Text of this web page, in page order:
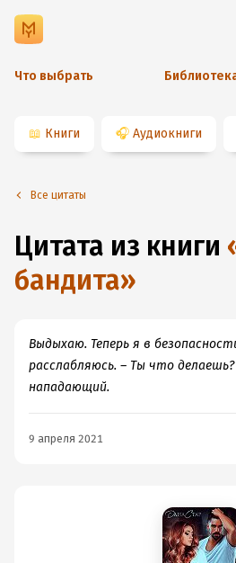
Что выбрать
📖 Книги 🎧 Аудиокниги
Все цитаты
Цитата из книги
бандита»
Выдыхаю. Теперь я в
расслабляюсь. – Ты что
нападающий.
9 апреля 2021